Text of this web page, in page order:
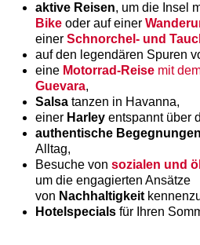
aktive Reisen, um die Insel
Bike oder auf einer
einer Schnorchel- und
auf den legendären Spuren
eine Motorrad-Reise mit
Guevara,
Salsa tanzen in Havanna,
einer Harley entspannt über
authentische Begegnungen
Alltag,
Besuche von sozialen und
um die engagierten Ansätze
von Nachhaltigkeit
Hotelspecials für Ihren